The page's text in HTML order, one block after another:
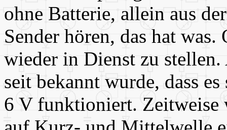
ohne Batterie, allein aus
Sender hören, das hat
wieder in Dienst zu
seit bekannt wurde, dass
6 V funktioniert.